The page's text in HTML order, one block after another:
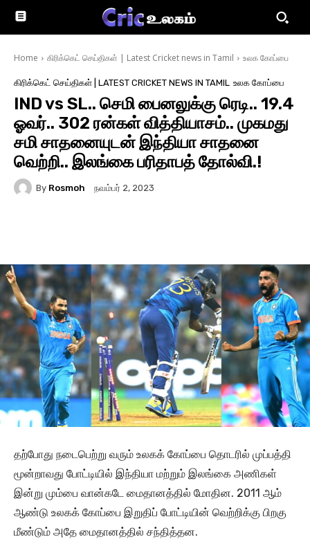
Home கிரிக்கெட் செய்திகள் | Latest Cricket news in Tamil உலக கோப்பை
கிரிக்கெட் செய்திகள் | LATEST CRICKET NEWS IN TAMIL உலக கோப்பை
IND vs SL.. செமி பைனலுக்கு ரெடி.. 19.4
ஓவர்.. 302 ரன்கள் வித்தியாசம்.. முகமது
சமி சாதனையுடன் இந்தியா சாதனை
வெற்றி.. இலங்கை பரிதாபத் தோல்வி.!
By Rosmoh நவம்பர் 2, 2023
தற்போது நடைபெற்று வரும் உலகக் கோப்பை தொடரில் முப்பத்தி
மூன்றாவது போட்டியில் இந்தியா மற்றும் இலங்கை அணிகள்
இன்று மும்பை வான்கடே மைதானத்தில் மோதின. 2011 ஆம்
ஆண்டு உலகக் கோப்பை இறுதிப் போட்டியின் வெற்றிக்கு பிறகு
மீண்டும் அதே மைதானத்தில் சந்தித்தன.